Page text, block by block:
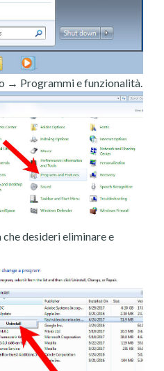
→ Programmi e funzionalità.
desideri eliminare e